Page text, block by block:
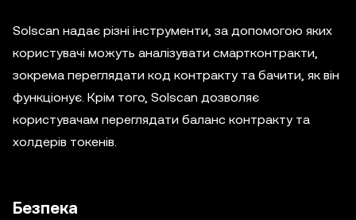
Solscan надає різні інструменти, за допомогою яких
користувачі можуть аналізувати смартконтракти,
зокрема переглядати код контракту та бачити, як він
функціонує. Крім того, Solscan дозволяє
користувачам переглядати баланс контракту та
холдерів токенів.
Безпека